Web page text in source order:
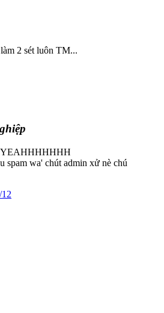
2 sét luôn TM...
YEAHHHHHHH
spam wa' chút admin xử nè chú